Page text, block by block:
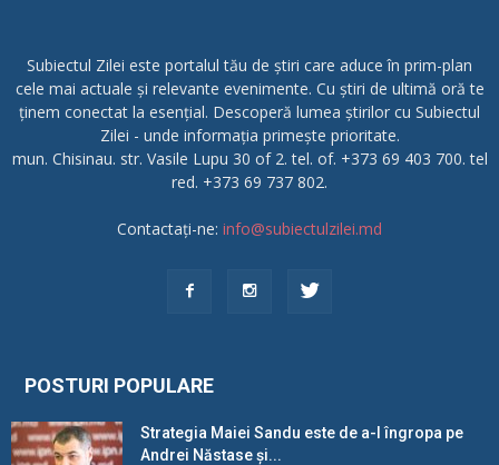
Subiectul Zilei este portalul tău de știri care aduce în prim-plan
cele mai actuale și relevante evenimente. Cu știri de ultimă oră te
ținem conectat la esențial. Descoperă lumea știrilor cu Subiectul
Zilei - unde informația primește prioritate.
mun. Chisinau. str. Vasile Lupu 30 of 2. tel. of. +373 69 403 700. tel
red. +373 69 737 802.
Contactați-ne: info@subiectulzilei.md
POSTURI POPULARE
Strategia Maiei Sandu este de a-l îngropa pe
Andrei Năstase și...